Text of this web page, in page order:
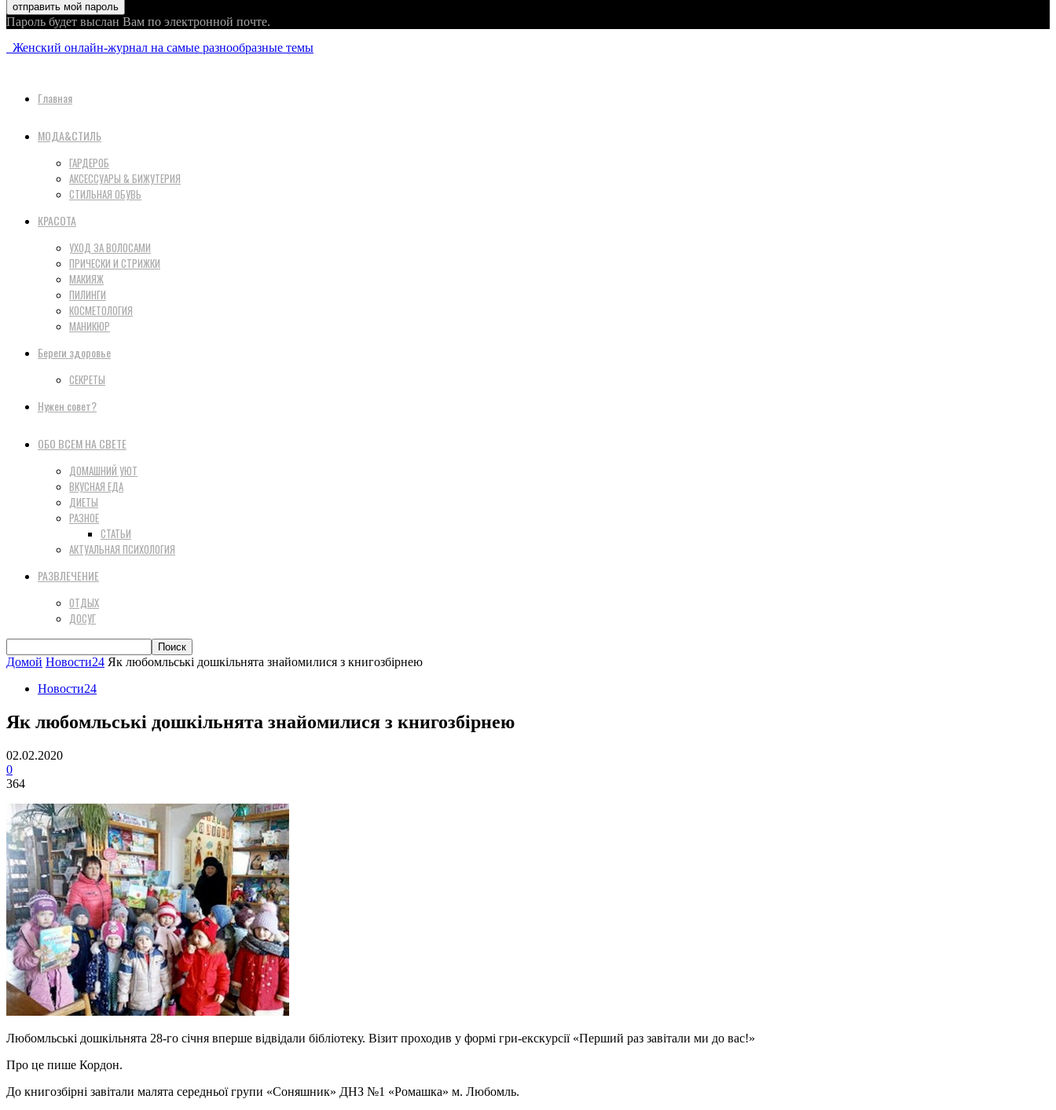
Пароль будет выслан Вам по электронной почте.
Женский онлайн-журнал на самые разнообразные темы
Главная
МОДА&СТИЛЬ
ГАРДЕРОБ
АКСЕССУАРЫ & БИЖУТЕРИЯ
СТИЛЬНАЯ ОБУВЬ
КРАСОТА
УХОД ЗА ВОЛОСАМИ
ПРИЧЕСКИ И СТРИЖКИ
МАКИЯЖ
ПИЛИНГИ
КОСМЕТОЛОГИЯ
МАНИКЮР
Береги здоровье
СЕКРЕТЫ
Нужен совет?
ОБО ВСЕМ НА СВЕТЕ
ДОМАШНИЙ УЮТ
ВКУСНАЯ ЕДА
ДИЕТЫ
РАЗНОЕ
СТАТЬИ
АКТУАЛЬНАЯ ПСИХОЛОГИЯ
РАЗВЛЕЧЕНИЕ
ОТДЫХ
ДОСУГ
Домой Новости24 Як любомльські дошкільнята знайомилися з книгозбірнею
Новости24
Як любомльські дошкільнята знайомилися з книгозбірнею
02.02.2020
0
364
Любомльські дошкільнята 28-го січня вперше відвідали бібліотеку. Візит проходив у формі гри-екскурсії «Перший раз завітали ми до вас!»
Про це пише Кордон.
До книгозбірні завітали малята середньої групи «Соняшник» ДНЗ №1 «Ромашка» м. Любомль.